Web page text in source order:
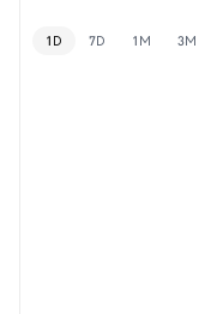
1D 7D 1M 3M